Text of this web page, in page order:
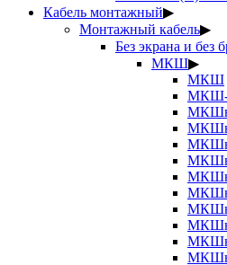
Кабель монтажный▶
Монтажный кабель▶
Без экрана и без
МКШ▶
МКШ